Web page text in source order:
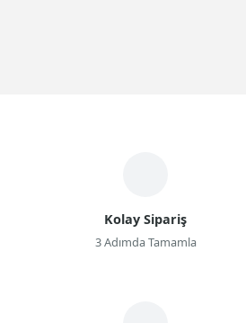
Kolay Sipariş
3 Adımda Tamamla